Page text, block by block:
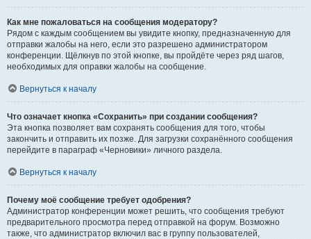
Как мне пожаловаться на сообщения модератору?
Рядом с каждым сообщением вы увидите кнопку, предназначенную для
отправки жалобы на него, если это разрешено администратором
конференции. Щёлкнув по этой кнопке, вы пройдёте через ряд шагов,
необходимых для оправки жалобы на сообщение.
Вернуться к началу
Что означает кнопка «Сохранить» при создании сообщения?
Эта кнопка позволяет вам сохранять сообщения для того, чтобы
закончить и отправить их позже. Для загрузки сохранённого сообщения
перейдите в параграф «Черновики» личного раздела.
Вернуться к началу
Почему моё сообщение требует одобрения?
Администратор конференции может решить, что сообщения требуют
предварительного просмотра перед отправкой на форум. Возможно
также, что администратор включил вас в группу пользователей,